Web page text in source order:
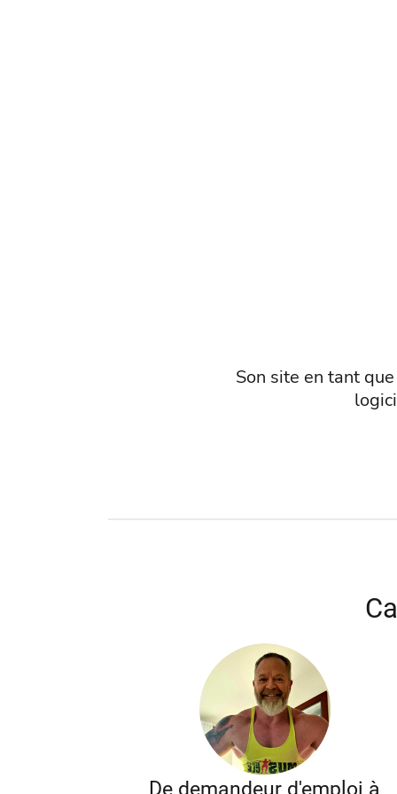
Son site en tant
De demandeur d'emploi à